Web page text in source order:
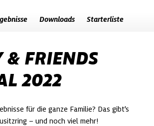
Downloads Starterliste
FRIENDS
2022
für die ganze Familie? Das gibt’s
– und noch viel mehr!